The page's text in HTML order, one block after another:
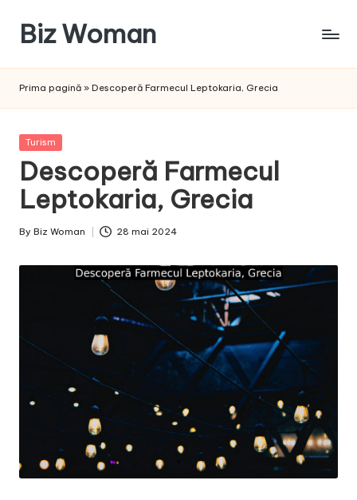
content
Biz Woman
succesul
Prima pagină » Descoperă Farmecul Leptokaria, Grecia
Posted
Turism
Descoperă Farmecul
Leptokaria, Grecia
Posted
By Biz Woman 28 mai 2024